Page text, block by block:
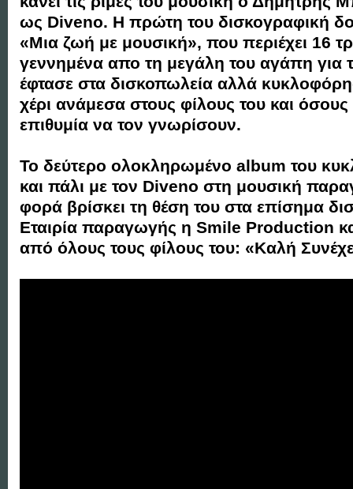
ως Diveno. H πρώτη του δισκογραφική
«Μια ζωή με μουσική», που περιέχει 16
γεννημένα απο τη μεγάλη του αγάπη για
έφτασε στα δισκοπωλεία αλλά
χέρι ανάμεσα στους φίλους του και όσους
επιθυμία να τον γνωρίσουν.
Το δεύτερο ολοκληρωμένο album του
και πάλι με τον Diveno στη μουσική
φορά βρίσκει τη θέση του στα επίσημα
Εταιρία παραγωγής η Smile Production
από όλους τους φίλους του: «Καλή